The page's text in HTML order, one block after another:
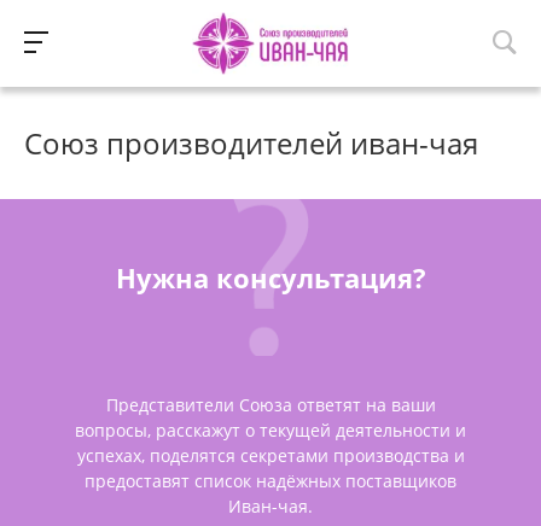
Союз производителей иван-чая
Нужна консультация?
Представители Союза ответят на ваши
вопросы, расскажут о текущей деятельности и
успехах, поделятся секретами производства и
предоставят список надёжных поставщиков
Иван-чая.